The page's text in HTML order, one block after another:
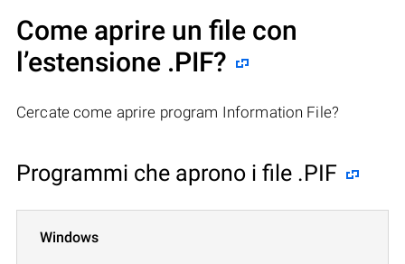
Come aprire un file con
l’estensione .PIF?
Cercate come aprire program Information File?
Programmi che aprono i file .PIF
Windows